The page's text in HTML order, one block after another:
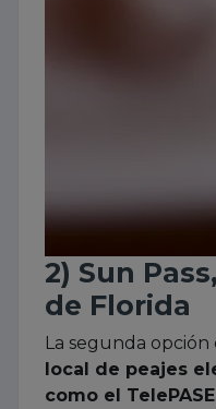
2) Sun
de Florida
La segunda opción
local de peajes
como el